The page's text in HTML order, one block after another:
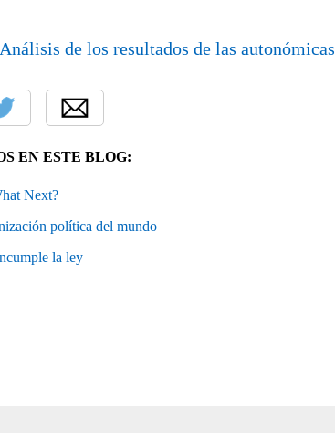
Análisis de los resultados de las autonómicas
EN ESTE BLOG:
Next?
política del mundo
la ley